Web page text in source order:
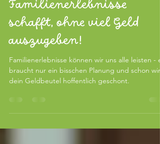
Wie man tolle
Familienerlebnisse
schafft, ohne viel Geld
auszugeben!
Familienerlebnisse können wir uns alle leisten - es